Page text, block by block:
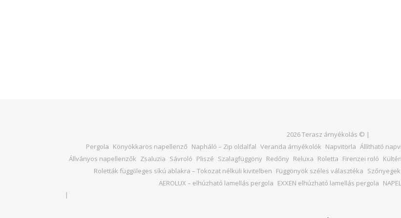
2026 Terasz árnyékolás © |
Pergola Könyökkaros napellenző Napháló – Zip oldalfal Veranda árnyékolók Napvitorla Állítható
Állványos napellenzők Zsaluzia Sávroló Pliszé Szalagfüggöny Redőny Reluxa Roletta Firenzei roló
Roletták függőleges síkú ablakra – Tokozat nélküli kivitelben Függönyök széles választéka
AEROLUX – elhúzható lamellás pergola EXXEN elhúzható lamellás pergola